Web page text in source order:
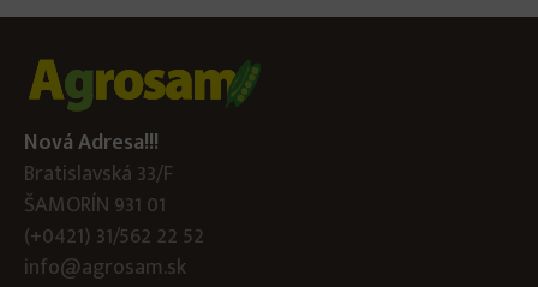
Nová Adresa!!!
Bratislavská 33/F
ŠAMORÍN 931 01
(+0421) 31/562 22 52
info@agrosam.sk